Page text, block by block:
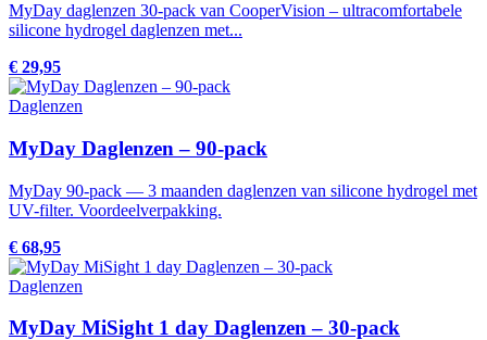
MyDay daglenzen 30-pack van CooperVision – ultracomfortabele
silicone hydrogel daglenzen met...
€ 29,95
Daglenzen
MyDay Daglenzen – 90-pack
MyDay 90-pack — 3 maanden daglenzen van silicone hydrogel met
UV-filter. Voordeelverpakking.
€ 68,95
Daglenzen
MyDay MiSight 1 day Daglenzen – 30-pack